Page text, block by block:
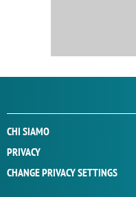
CHI SIAMO
PRIVACY
CHANGE PRIVACY SETTINGS